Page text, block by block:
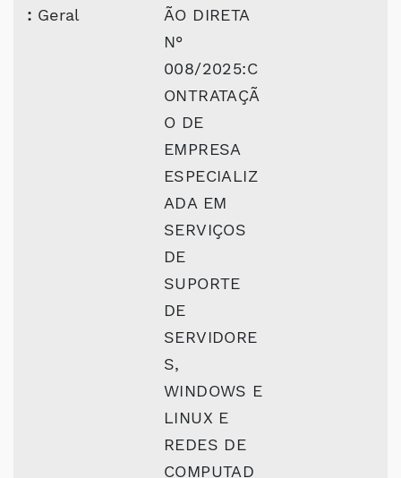
: Geral
ÃO DIRETA
N°
008/2025:C
ONTRATAÇÃ
O DE
EMPRESA
ESPECIALIZ
ADA EM
SERVIÇOS
DE
SUPORTE
DE
SERVIDORE
S,
WINDOWS E
LINUX E
REDES DE
COMPUTAD